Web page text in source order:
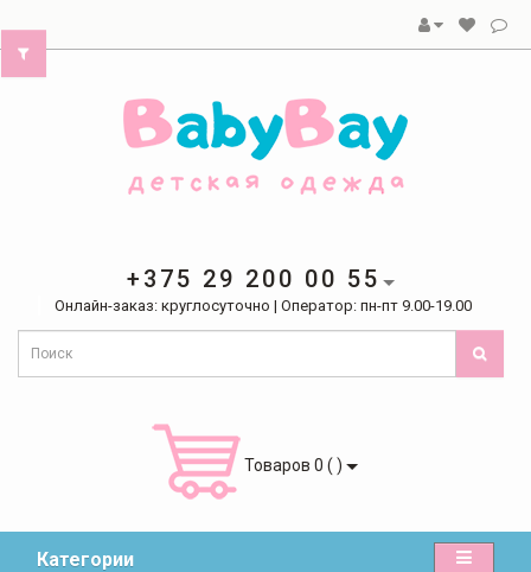
+375 29 200 00 55
Онлайн-заказ: круглосуточно | Оператор: пн-пт 9.00-19.00
Товаров 0 ( )
Категории